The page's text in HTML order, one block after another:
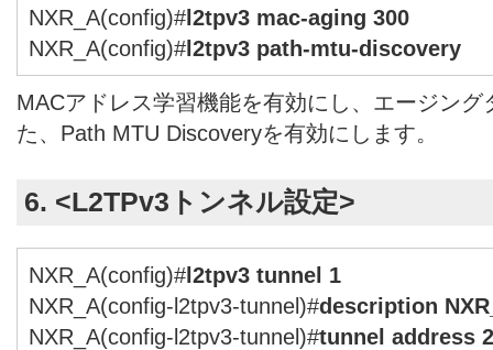
NXR_A(config)#l2tpv3 mac-aging 300
NXR_A(config)#l2tpv3 path-mtu-discovery
MACアドレス学習機能を有効にし、エージン
た、Path MTU Discoveryを有効にします。
6. <L2TPv3トンネル設定>
NXR_A(config)#l2tpv3 tunnel 1
NXR_A(config-l2tpv3-tunnel)#description
NXR_A(config-l2tpv3-tunnel)#tunnel address